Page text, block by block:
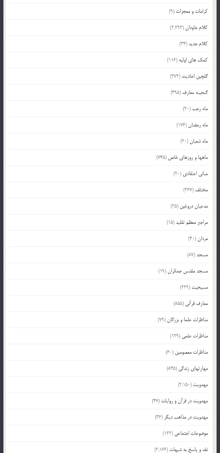
کرامات و معجزات (9)
کلام جاودان(2,293)
کلام جدید(34)
کمک های اولیه (116)
گلچین احادیث (372)
گنجینه معارف (495)
ماه رجب(20)
ماه رمضان(176)
ماه شعبان(20)
ماهها و روزهای خاص (745)
مبانی اعتقادی (20)
مختلف (367)
مدعیان دروغین (25)
مراجع معظم تقلید(15)
مردان(40)
مسجد(87)
مسجد مقدس جمکران(19)
مسیحیت (229)
معارف قرآنی (855)
مناظرات علما و بزرگان(79)
مناظرات علمی (139)
مناظرات معصومین (60)
مهارتهای زندگی (845)
مهدویت (2,150)
مهدویت در قرآن و روایات (47)
مهدویت در مذاهب دیگر (36)
موضوعات اجتماعی (122)
نقد و پاسخ به شبهات (2,166)